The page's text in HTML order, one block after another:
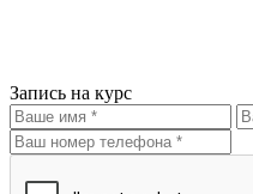
Запись на курс